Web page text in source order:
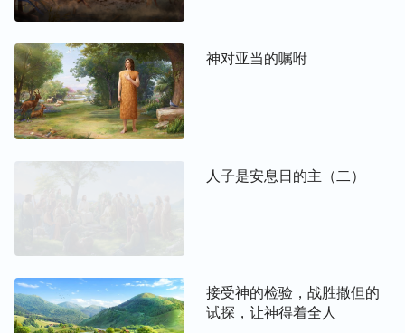
神对亚当的嘱咐
人子是安息日的主（二）
接受神的检验，战胜撒但的
试探，让神得着全人